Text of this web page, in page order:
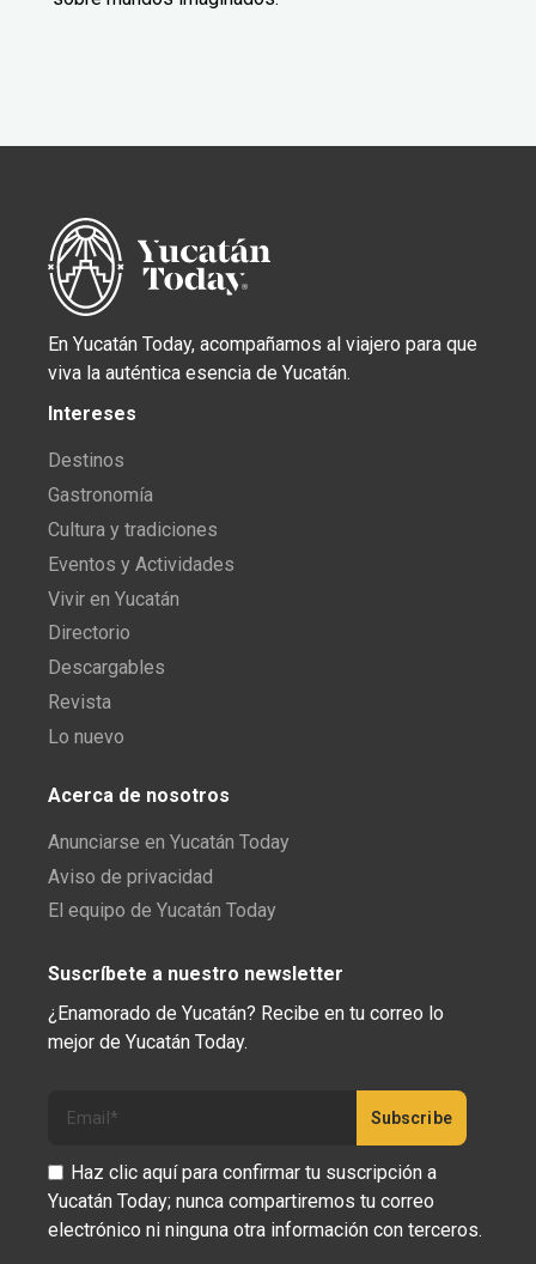
En Yucatán Today, acompañamos al viajero para que
viva la auténtica esencia de Yucatán.
Intereses
Destinos
Gastronomía
Cultura y tradiciones
Eventos y Actividades
Vivir en Yucatán
Directorio
Descargables
Revista
Lo nuevo
Acerca de nosotros
Anunciarse en Yucatán Today
Aviso de privacidad
El equipo de Yucatán Today
Suscríbete a nuestro newsletter
¿Enamorado de Yucatán? Recibe en tu correo lo
mejor de Yucatán Today.
Haz clic aquí para confirmar tu suscripción a
Yucatán Today; nunca compartiremos tu correo
electrónico ni ninguna otra información con terceros.